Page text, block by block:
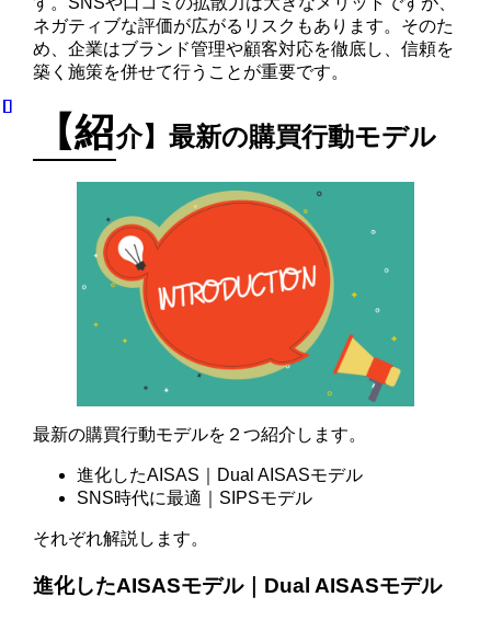
ネガティブな評価が広がるリスクもあります。そのた
め、企業はブランド管理や顧客対応を徹底し、信頼を
築く施策を併せて行うことが重要です。
【紹介】最新の購買行動モデル
最新の購買行動モデルを２つ紹介します。
進化したAISAS｜Dual AISASモデル
SNS時代に最適｜SIPSモデル
それぞれ解説します。
進化したAISASモデル｜Dual AISASモデル